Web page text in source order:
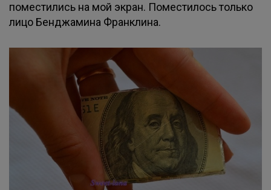
поместились на мой экран. Поместилось только
лицо Бенджамина Франклина.